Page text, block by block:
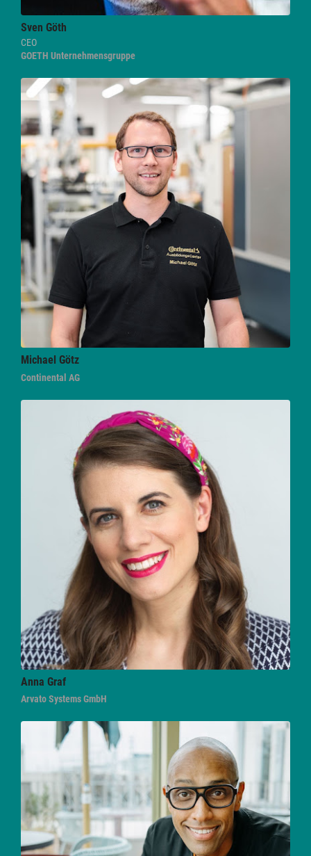
Sven Göth
CEO
GOETH Unternehmensgruppe
Michael Götz
Continental AG
Anna Graf
Arvato Systems GmbH